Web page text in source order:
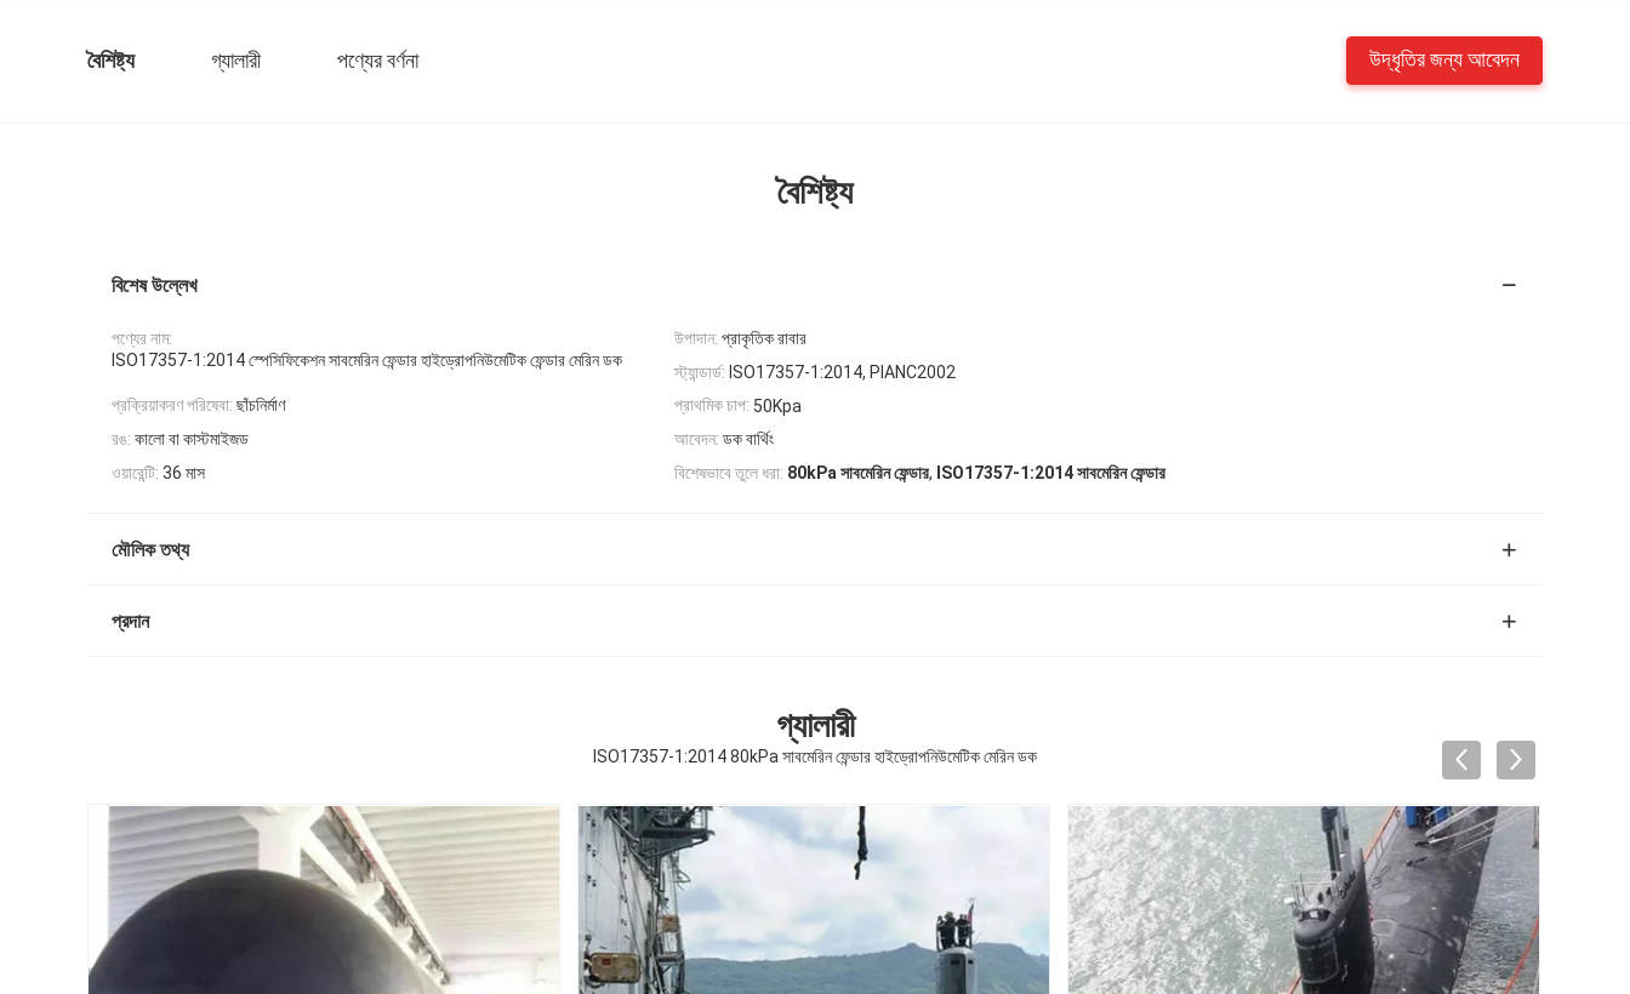
বৈশিষ্ট্য গ্যালারী পণ্যের বর্ণনা উদ্ধৃতির জন্য আবেদন
বৈশিষ্ট্য
বিশেষ উল্লেখ
পণ্যের নাম:
ISO17357-1:2014 স্পেসিফিকেশন সাবমেরিন ফেন্ডার হাইড্রোপনিউমেটিক ফেন্ডার মেরিন ডক
উপাদান: প্রাকৃতিক রাবার
স্ট্যান্ডার্ড: ISO17357-1:2014, PIANC2002
প্রক্রিয়াকরণ পরিষেবা: ছাঁচনির্মাণ প্রাথমিক চাপ: 50Kpa
রঙ: কালো বা কাস্টমাইজড আবেদন: ডক বার্থিং
ওয়ারেন্টি: 36 মাস বিশেষভাবে তুলে ধরা: 80kPa সাবমেরিন ফেন্ডার, ISO17357-1:2014 সাবমেরিন ফেন্ডার
মৌলিক তথ্য
প্রদান
গ্যালারী
ISO17357-1:2014 80kPa সাবমেরিন ফেন্ডার হাইড্রোপনিউমেটিক মেরিন ডক